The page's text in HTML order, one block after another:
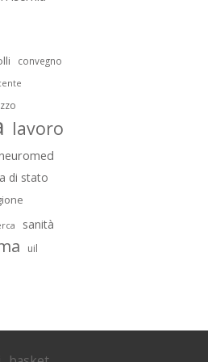
convegno
lavoro
di stato
sanità
uil